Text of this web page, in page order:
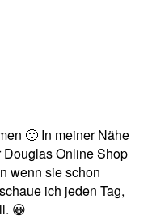
🙁 In meiner Nähe
Online Shop
wenn sie schon
ich jeden Tag,
😀